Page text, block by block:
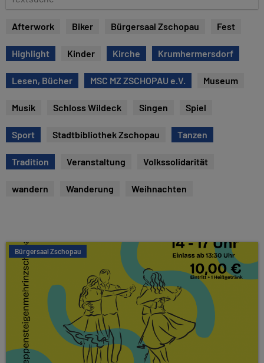
e
s
u
c
Afterwork Biker Bürgersaal Zschopau Fest
Highlight Kinder Kirche Krumhermersdorf
Lesen, Bücher MSC MZ ZSCHOPAU e.V. Museum
Musik Schloss Wildeck Singen Spiel
Sport Stadtbibliothek Zschopau Tanzen
Tradition Veranstaltung Volkssolidarität
wandern Wanderung Weihnachten
Bürgersaal Zschopau